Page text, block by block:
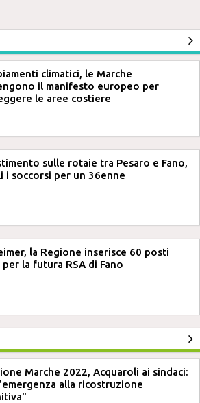
climatici, le Marche
il manifesto europeo per
le aree costiere
sulle rotaie tra Pesaro e Fano,
i soccorsi per un 36enne
la Regione inserisce 60 posti
la futura RSA di Fano
Marche 2022, Acquaroli ai sindaci:
alla ricostruzione